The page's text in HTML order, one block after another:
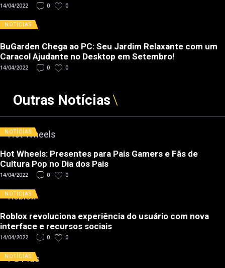
14/04/2022 0 0
NOTÍCIAS
BuGarden Chega ao PC: Seu Jardim Relaxante com um
Caracol Ajudante no Desktop em Setembro!
14/04/2022 0 0
Outras Notícias
NOTÍCIAS
Hot Wheels: Presentes para Pais Gamers e Fãs de
Cultura Pop no Dia dos Pais
14/04/2022 0 0
NOTÍCIAS
Roblox revoluciona experiência do usuário com nova
interface e recursos sociais
14/04/2022 0 0
NOTÍCIAS